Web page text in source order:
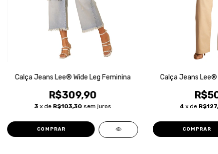
Calça Jeans Lee® Wide Leg Feminina
R$309,90
3 x de R$103,30 sem juros
COMPRAR
Calça Jeans Lee®
4 x de
COMPRAR